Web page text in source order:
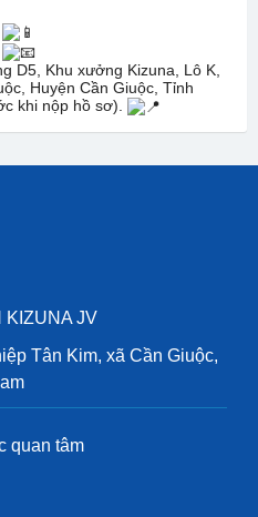
D5, Khu xưởng Kizuna, Lô K,
Huyện Cần Giuộc, Tỉnh
khi nộp hồ sơ).
KIZUNA JV
Tân Kim, xã Cần Giuộc,
quan tâm